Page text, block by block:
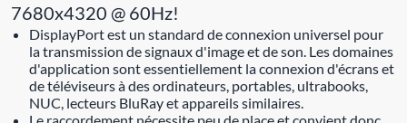
7680x4320 @ 60Hz!
DisplayPort est un standard de connexion universel pour
la transmission de signaux d'image et de son. Les domaines
d'application sont essentiellement la connexion d'écrans et
de téléviseurs à des ordinateurs, portables, ultrabooks,
NUC, lecteurs BluRay et appareils similaires.
Le raccordement nécessite peu de place et convient donc